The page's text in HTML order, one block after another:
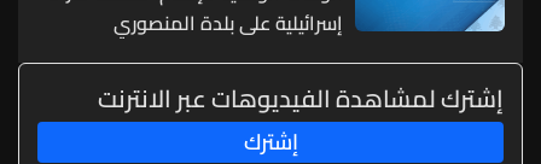
إسرائيلية على بلدة المنصوري
إشترك لمشاهدة الفيديوهات عبر الانترنت
إشترك